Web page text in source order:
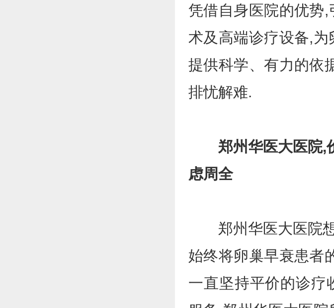
凭借自身医院的优势
术及高端诊疗设备,
提供科学、有力的依
排忧解难.
郑州华医大医院,
虑周全
郑州华医大医院想
始终将卵巢早衰患者
一直坚持平价的诊疗